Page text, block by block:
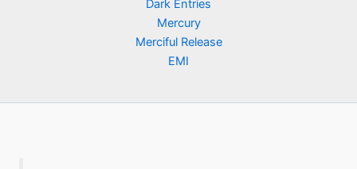
Dark Entries
Mercury
Merciful Release
EMI